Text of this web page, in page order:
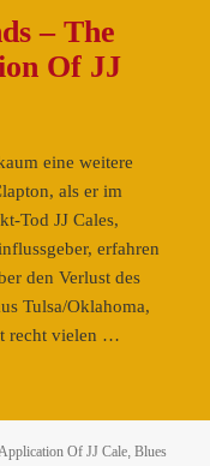
– The
Of JJ
eine weitere
als er im
Tod JJ Cales,
erfahren
den Verlust des
Tulsa/Oklahoma,
recht vielen …
Friends
–
Of JJ Cale,Blues